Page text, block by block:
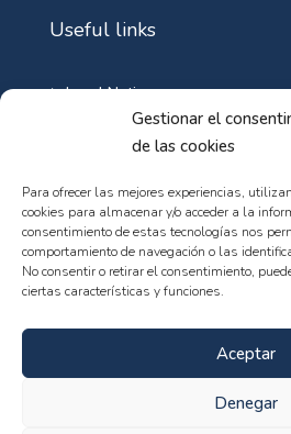
Gestionar el
de las cookies
Para ofrecer las mejores experiencias,
cookies para almacenar y/o acceder a la
consentimiento de estas tecnologías nos
comportamiento de navegación o las
No consentir o retirar el consentimiento,
ciertas características y funciones.
Aceptar
Denegar
Useful links
Legal Notice
Cookie Policy